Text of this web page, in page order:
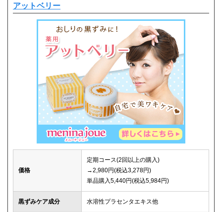
アットベリー
価格
定期コース(2回以上の購入)
→2,980円(税込3,278円)
単品購入5,440円(税込5,984円)
黒ずみケア成分 水溶性プラセンタエキス他